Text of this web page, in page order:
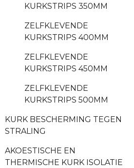
KURKSTRIPS 350MM
ZELFKLEVENDE
KURKSTRIPS 400MM
ZELFKLEVENDE
KURKSTRIPS 450MM
ZELFKLEVENDE
KURKSTRIPS 500MM
KURK BESCHERMING TEGEN
STRALING
AKOESTISCHE EN
THERMISCHE KURK ISOLATIE